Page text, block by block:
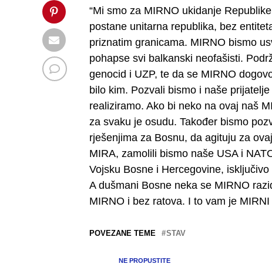
“Mi smo za MIRNO ukidanje
postane unitarna republika, bez
priznatim granicama. MIRNO bismo
pohapse svi balkanski neofašisti.
genocid i UZP, te da se MIRNO
bilo kim. Pozvali bismo i naše
realiziramo. Ako bi neko na ovaj naš
za svaku je osudu. Također bismo
rješenjima za Bosnu, da agituju za
MIRA, zamolili bismo naše USA i
Vojsku Bosne i Hercegovine,
A dušmani Bosne neka se MIRNO
MIRNO i bez ratova. I to vam je MIRNI
POVEZANE TEME STAV
NE PROPUSTITE